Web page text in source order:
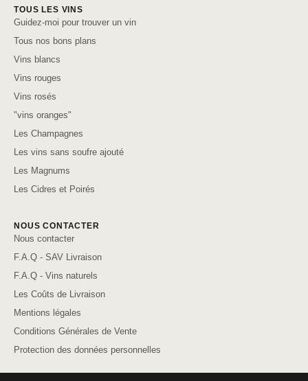
TOUS LES VINS
Guidez-moi pour trouver un vin
Tous nos bons plans
Vins blancs
Vins rouges
Vins rosés
"vins oranges"
Les Champagnes
Les vins sans soufre ajouté
Les Magnums
Les Cidres et Poirés
NOUS CONTACTER
Nous contacter
F.A.Q - SAV Livraison
F.A.Q - Vins naturels
Les Coûts de Livraison
Mentions légales
Conditions Générales de Vente
Protection des données personnelles